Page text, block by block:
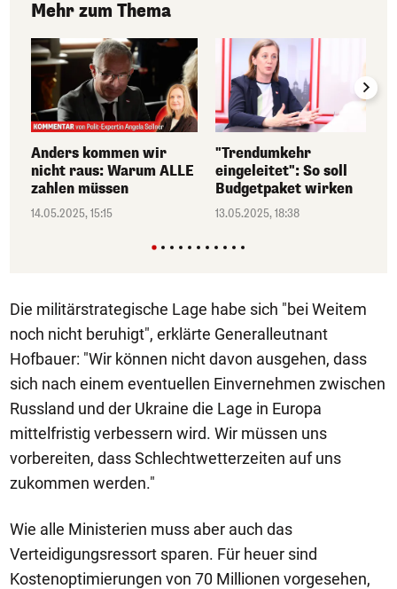
Mehr zum Thema
Anders kommen wir
nicht raus: Warum ALLE
zahlen müssen
14.05.2025, 15:15
"Trendumkehr
eingeleitet": So soll
Budgetpaket wirken
13.05.2025, 18:38
Die militärstrategische Lage habe sich "bei Weitem
noch nicht beruhigt", erklärte Generalleutnant
Hofbauer: "Wir können nicht davon ausgehen, dass
sich nach einem eventuellen Einvernehmen zwischen
Russland und der Ukraine die Lage in Europa
mittelfristig verbessern wird. Wir müssen uns
vorbereiten, dass Schlechtwetterzeiten auf uns
zukommen werden."
Wie alle Ministerien muss aber auch das
Verteidigungsressort sparen. Für heuer sind
Kostenoptimierungen von 70 Millionen vorgesehen,